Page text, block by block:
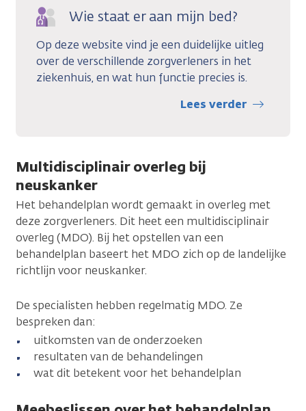
Wie staat er aan mijn bed?
Op deze website vind je een duidelijke uitleg
over de verschillende zorgverleners in het
ziekenhuis, en wat hun functie precies is.
Lees verder
Multidisciplinair overleg bij
neuskanker
Het behandelplan wordt gemaakt in overleg met
deze zorgverleners. Dit heet een multidisciplinair
overleg (MDO). Bij het opstellen van een
behandelplan baseert het MDO zich op de landelijke
richtlijn voor neuskanker.
De specialisten hebben regelmatig MDO. Ze
bespreken dan:
uitkomsten van de onderzoeken
resultaten van de behandelingen
wat dit betekent voor het behandelplan